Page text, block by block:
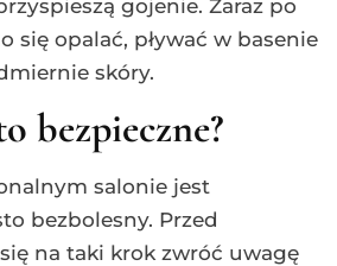
gojenie. Zaraz po
się opalać, pływać w basenie
skóry.
bezpieczne?
salonie jest
bezbolesny. Przed
na taki krok zwróć uwagę